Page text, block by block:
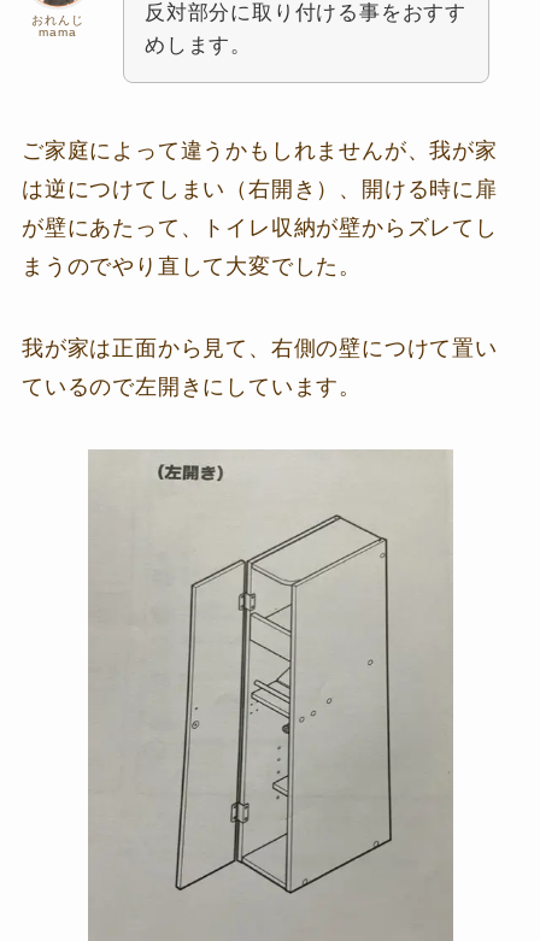
おれんじ
mama
反対部分に取り付ける事をおすす
めします。
ご家庭によって違うかもしれませんが、我が家
は逆につけてしまい（右開き）、開ける時に扉
が壁にあたって、トイレ収納が壁からズレてし
まうのでやり直して大変でした。
我が家は正面から見て、右側の壁につけて置い
ているので左開きにしています。